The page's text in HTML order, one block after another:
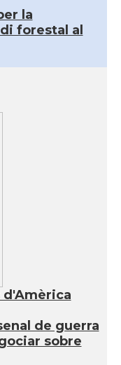
la
forestal al
d'Amèrica
de guerra
sobre